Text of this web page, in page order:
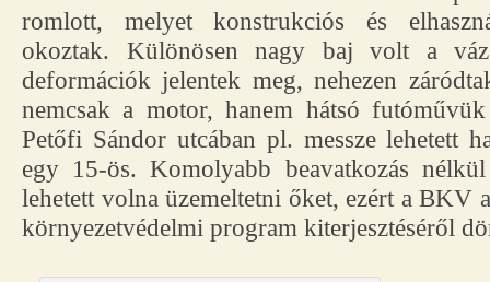
romlott, melyet konstrukciós és
okoztak. Különösen nagy baj volt a váz
deformációk jelentek meg, nehezen
nemcsak a motor, hanem hátsó
Petőfi Sándor utcában pl. messze lehetett
egy 15-ös. Komolyabb beavatkozás
lehetett volna üzemeltetni őket, ezért a BKV
környezetvédelmi program kiterjesztéséről